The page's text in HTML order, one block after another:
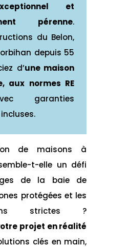
et
pérenne.
du Belon,
depuis 55
d’une maison
aux normes RE
garanties
de maisons à
t-elle un défi
de la baie de
protégées et les
strictes ?
projet en réalité
clés en main,